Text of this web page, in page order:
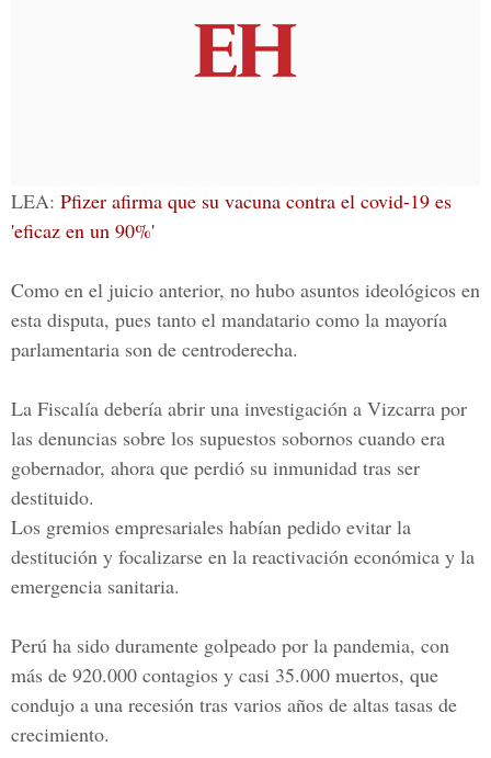
LEA: Pfizer afirma que su vacuna contra el covid-19 es
'eficaz en un 90%'
Como en el juicio anterior, no hubo asuntos ideológicos en
esta disputa, pues tanto el mandatario como la mayoría
parlamentaria son de centroderecha.
La Fiscalía debería abrir una investigación a Vizcarra por
las denuncias sobre los supuestos sobornos cuando era
gobernador, ahora que perdió su inmunidad tras ser
destituido.
Los gremios empresariales habían pedido evitar la
destitución y focalizarse en la reactivación económica y la
emergencia sanitaria.
Perú ha sido duramente golpeado por la pandemia, con
más de 920.000 contagios y casi 35.000 muertos, que
condujo a una recesión tras varios años de altas tasas de
crecimiento.